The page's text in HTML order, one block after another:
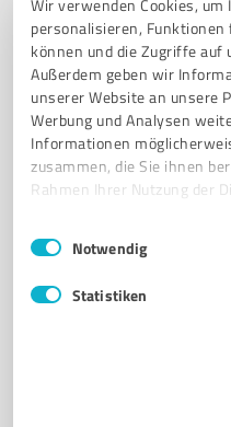
Wir verwenden Cookies, um
personalisieren,
können und die Zugriffe auf
Außerdem geben wir
unserer Website an unsere
Werbung und Analysen
Informationen
zusammen, die Sie ihnen
Rahmen Ihrer Nutzung der
Impressum
Einwilligungsauswahl
Notwendig
Statistiken
Akutklinik für Personale
Psychosomatik und
PSYCHOTHERAPIE ADIPOSITAS
SCHLAFSTÖRUNGEN
Ulmenweg 10, 23942
klinikum-schloss-